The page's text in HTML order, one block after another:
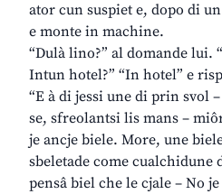
ator cun suspiet e, dopo di
e monte in machine.
“Dulà lino?” al domande lui.
Intun hotel?” “In hotel” e
“E à di jessi une di prin svol
se, sfreolantsi lis mans –
je ancje biele. More, une
sbeletade come cualchidune
pensâ biel che le cjale – No